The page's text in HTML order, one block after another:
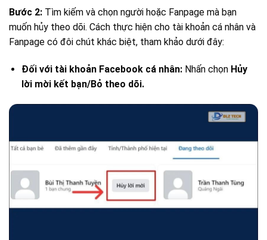
Bước 2: Tìm kiếm và chọn người hoặc Fanpage mà bạn
muốn hủy theo dõi. Cách thực hiện cho tài khoản cá nhân và
Fanpage có đôi chút khác biệt, tham khảo dưới đây:
Đối với tài khoản Facebook cá nhân:Nhấn chọn Hủy
lời mời kết bạn/Bỏ theo dõi.